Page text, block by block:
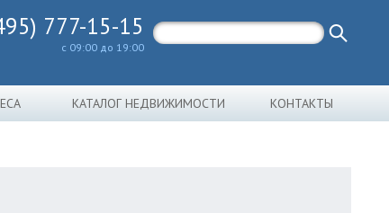
777-15-15
с 09:00 до 19:00
КАТАЛОГ НЕДВИЖИМОСТИ КОНТАКТЫ